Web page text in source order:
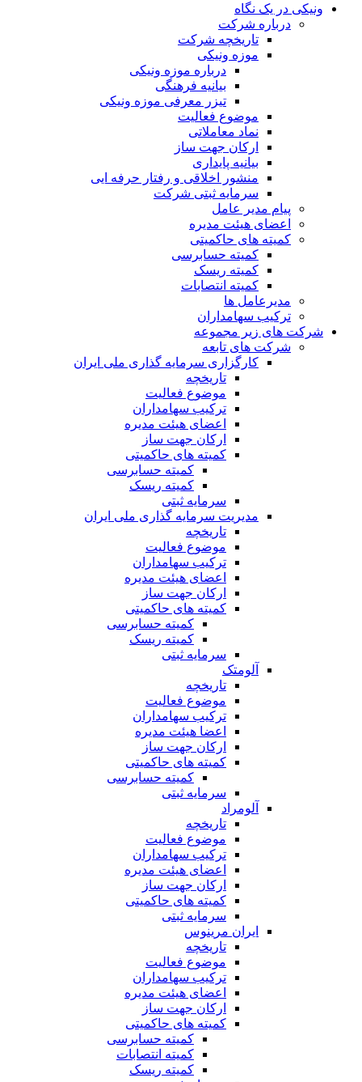
ونیکی در یک نگاه
درباره شرکت
تاریخچه شرکت
موزه ونیکی
درباره موزه ونیکی
بیانیه فرهنگی
تیزر معرفی موزه ونیکی
موضوع فعالیت
نماد معاملاتی
ارکان جهت ساز
بیانیه پایداری
منشور اخلاقی و رفتار حرفه ایی
سرمایه ثبتی شرکت
پیام مدیر عامل
اعضای هیئت مدیره
کمیته های حاکمیتی
کمیته حسابرسی
کمیته ریسک
کمیته انتصابات
مدیرعامل ها
ترکیب سهامداران
شرکت های زیر مجموعه
شرکت های تابعه
کارگزاری سرمایه گذاری ملی ایران
تاریخچه
موضوع فعالیت
ترکیب سهامداران
اعضای هیئت مدیره
ارکان جهت ساز
کمیته های حاکمیتی
کمیته حسابرسی
کمیته ریسک
سرمایه ثبتی
مدیریت سرمایه گذاری ملی ایران
تاریخچه
موضوع فعالیت
ترکیب سهامداران
اعضای هیئت مدیره
ارکان جهت ساز
کمیته های حاکمیتی
کمیته حسابرسی
کمیته ریسک
سرمایه ثبتی
آلومتک
تاریخچه
موضوع فعالیت
ترکیب سهامداران
اعضا هیئت مدیره
ارکان جهت ساز
کمیته های حاکمیتی
کمیته حسابرسی
سرمایه ثبتی
آلومراد
تاریخچه
موضوع فعالیت
ترکیب سهامداران
اعضای هیئت مدیره
ارکان جهت ساز
کمیته های حاکمیتی
سرمایه ثبتی
ایران مرینوس
تاریخچه
موضوع فعالیت
ترکیب سهامداران
اعضای هیئت مدیره
ارکان جهت ساز
کمیته های حاکمیتی
کمیته حسابرسی
کمیته انتصابات
کمیته ریسک